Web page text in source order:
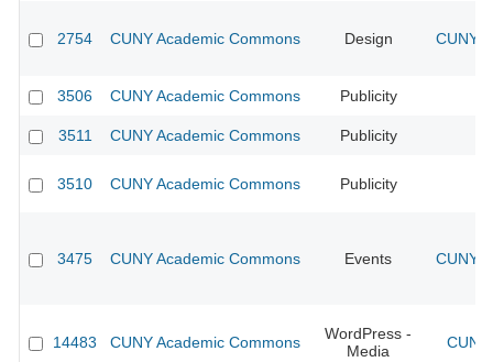
2754 CUNY Academic Commons Design CUNY
3506 CUNY Academic Commons Publicity
3511 CUNY Academic Commons Publicity
3510 CUNY Academic Commons Publicity
3475 CUNY Academic Commons Events CUNY
14483 CUNY Academic Commons
WordPress -
Media